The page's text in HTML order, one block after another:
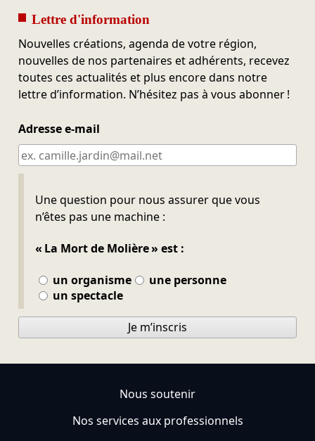
Lettre d'information
Nouvelles créations, agenda de votre région,
nouvelles de nos partenaires et adhérents, recevez
toutes ces actualités et plus encore dans notre
lettre d’information. N’hésitez pas à vous abonner !
Adresse e-mail
Une question pour nous assurer que vous
n’êtes pas une machine :
« La Mort de Molière » est :
un organisme
une personne
un spectacle
Ne pas remplir
Je m’inscris
Nous soutenir
Nos services aux professionnels